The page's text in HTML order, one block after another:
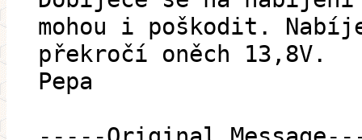
mohou i poškodit.
překročí oněch 13,8V.
Pepa